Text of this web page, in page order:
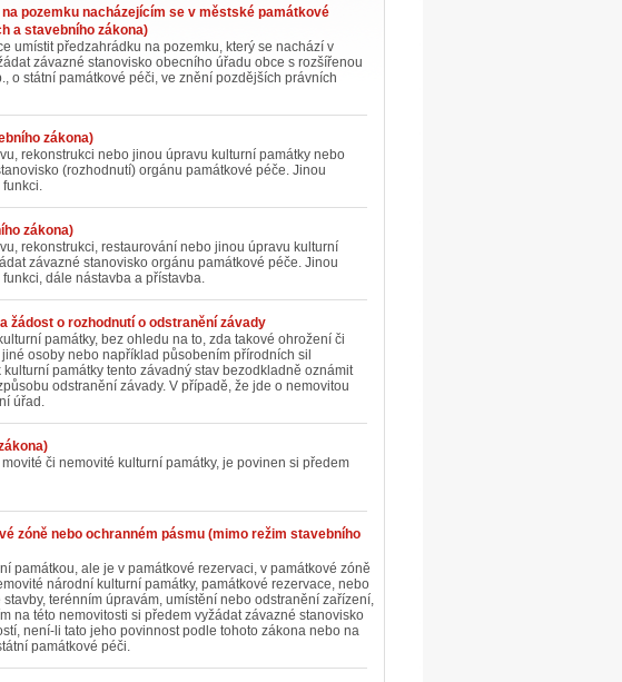
pozemku nacházejícím se v městské památkové
a stavebního zákona)
umístit předzahrádku na pozemku, který se nachází v
závazné stanovisko obecního úřadu obce s rozšířenou
o státní památkové péči, ve znění pozdějších právních
zákona)
rekonstrukci nebo jinou úpravu kulturní památky nebo
(rozhodnutí) orgánu památkové péče. Jinou
zákona)
rekonstrukci, restaurování nebo jinou úpravu kulturní
závazné stanovisko orgánu památkové péče. Jinou
dále nástavba a přístavba.
žádost o rozhodnutí o odstranění závady
památky, bez ohledu na to, zda takové ohrožení či
osoby nebo například působením přírodních sil
památky tento závadný stav bezodkladně oznámit
odstranění závady. V případě, že jde o nemovitou
úřad.
či nemovité kulturní památky, je povinen si předem
zóně nebo ochranném pásmu (mimo režim stavebního
památkou, ale je v památkové rezervaci, v památkové zóně
národní kulturní památky, památkové rezervace, nebo
terénním úpravám, umístění nebo odstranění zařízení,
na této nemovitosti si předem vyžádat závazné stanovisko
není-li tato jeho povinnost podle tohoto zákona nebo na
památkové péči.